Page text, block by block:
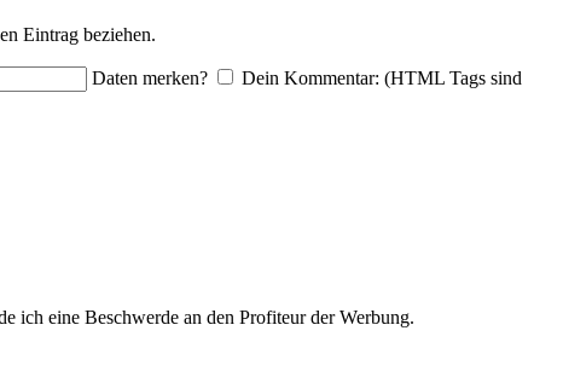
Eintrag beziehen.
Daten merken? Dein Kommentar: (HTML Tags sind
ich eine Beschwerde an den Profiteur der Werbung.